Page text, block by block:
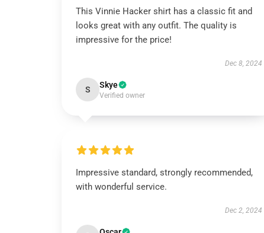
This Vinnie Hacker shirt has a classic fit and
looks great with any outfit. The quality is
impressive for the price!
Dec 8, 2024
S Skye
Verified owner
Impressive standard, strongly recommended,
with wonderful service.
Dec 2, 2024